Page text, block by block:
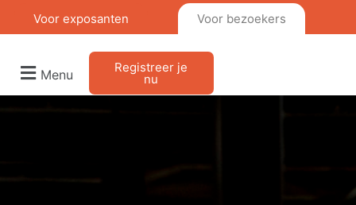
Voor exposanten Voor bezoekers
Menu Registreer je
nu